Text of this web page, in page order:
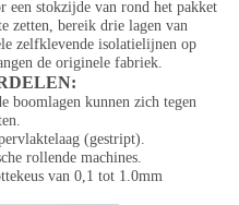
een stokzijde van rond het pakket
zetten, bereik drie lagen van
zelfklevende isolatielijnen op
de originele fabriek.
boomlagen kunnen zich tegen
(gestript).
rollende machines.
van 0,1 tot 1.0mm